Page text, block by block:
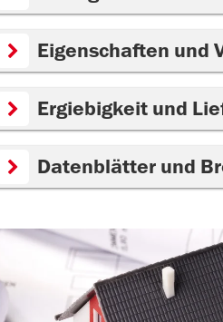
Eigenschaften und
Ergiebigkeit und
Datenblätter und